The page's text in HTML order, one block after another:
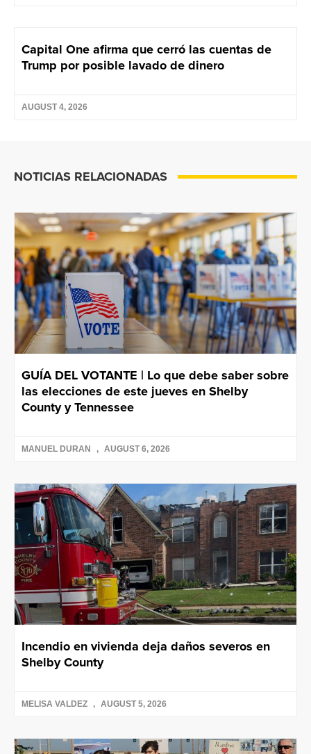
Capital One afirma que cerró las cuentas de
Trump por posible lavado de dinero
AUGUST 4, 2026
NOTICIAS RELACIONADAS
GUÍA DEL VOTANTE | Lo que debe saber sobre
las elecciones de este jueves en Shelby
County y Tennessee
MANUEL DURAN AUGUST 6, 2026
Incendio en vivienda deja daños severos en
Shelby County
MELISA VALDEZ AUGUST 5, 2026